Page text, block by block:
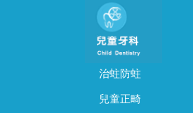
治蛀防蛀
兒童正畸